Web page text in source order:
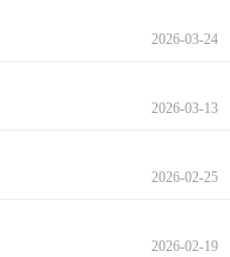
2026-03-24
2026-03-13
2026-02-25
2026-02-19